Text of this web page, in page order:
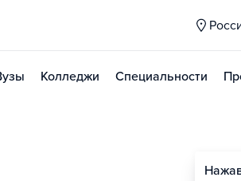
Колледжи Специальности